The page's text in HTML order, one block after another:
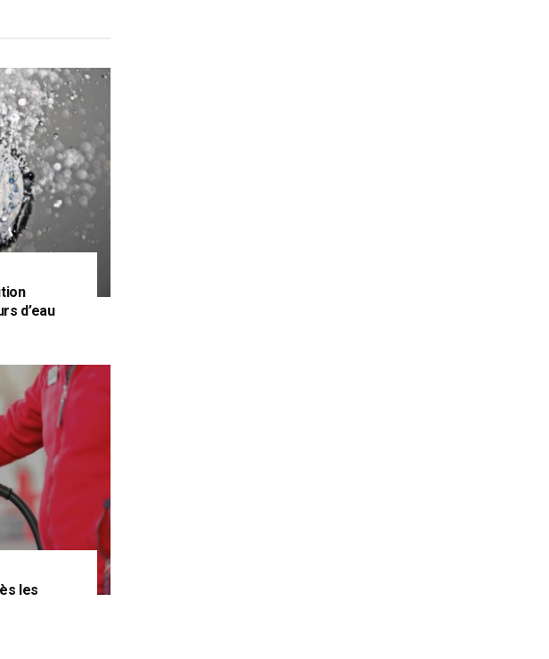
d’eau
les